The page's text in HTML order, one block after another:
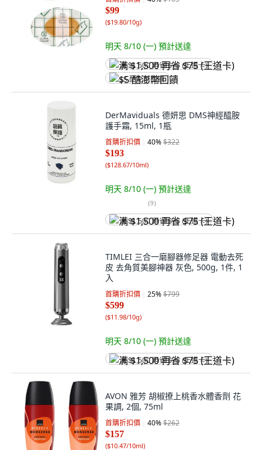
$99
($19.80/10g)
明天 8/10 (一) 預計送達
满 $1,500 再省 $75 (王道卡)
$5 酷澎幣回饋
DerMaviduals 德妍思 DMS神經醯胺
護手霜, 15ml, 1瓶
首購折扣價 40%$322
$193
($128.67/10ml)
明天 8/10 (一) 預計送達
(9)
满 $1,500 再省 $75 (王道卡)
TIMLEI 三合一磨腳器修足器 電動去死
皮 去角質美腳神器 灰色, 500g, 1件, 1
入
首購折扣價 25%$799
$599
($11.98/10g)
明天 8/10 (一) 預計送達
满 $1,500 再省 $75 (王道卡)
AVON 雅芳 胡椒撩上桃香水體香劑 花
果調, 2個, 75ml
首購折扣價 40%$262
$157
($10.47/10ml)